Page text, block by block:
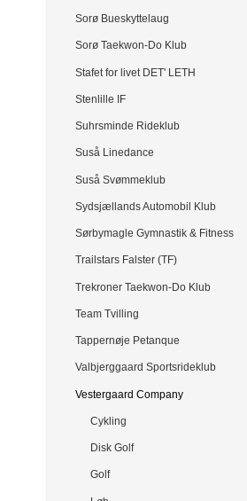
Sorø Bueskyttelaug
Sorø Taekwon-Do Klub
Stafet for livet DET' LETH
Stenlille IF
Suhrsminde Rideklub
Suså Linedance
Suså Svømmeklub
Sydsjællands Automobil Klub
Sørbymagle Gymnastik & Fitness
Trailstars Falster (TF)
Trekroner Taekwon-Do Klub
Team Tvilling
Tappernøje Petanque
Valbjerggaard Sportsrideklub
Vestergaard Company
Cykling
Disk Golf
Golf